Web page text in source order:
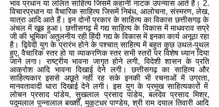
भाव प्रधान या ललित साहित्य जिसमें कहानी नाटक उपन्यास आते है। 2.
विचारप्रधान या वैचारिक साहित्य जिसमें निबंध, आलोचना, संस्मरण, लेख,
यात्रा आदि आते हैं। इन दोनों प्रकार के साहित्य का विकास छत्तीसगढ़ के
अंचल में खूब हुआ। छत्तीसगढ़ में गद्य साहित्य के विकास में माधवराव सप्रे
जी की भूमिका अतुलनीय रही हिंदी गद्य के विकास में इनका कार्य अनूठा रहा
है। द्विवेदी युग के प्रारंभ होने के पश्चात् साहित्य में बहुत कुछ उथल-पुथल
हुए, वैचारिक स्तर हो या व्याकरणिक स्तर सभी स्तरों पर विशेष ध्यान दिया
जाने लगा। राष्ट्रीय भावना जागृत होने लगी, विदेशी शासन के प्रति
आक्रोश आदि भावना दिखाई देने लगी। छत्तीसगढ़ का साहित्य और
साहित्यकार इससे अछूते नहीं रह सके इनकी भी रचनाओं में उग्रता,
मानवतावादी धारा दिखाई देने लगी। इस युग के प्रमुख साहित्यकारों में
लोचन प्रसाद पांडेय, सुखलाल प्रसाद पांडेय, बलदेव प्रसाद मिश्र,
पदुमलाल पुन्नालाल बख्शीं, मुकुटधर पाण्डेय, श्री राम दयाल तिवारी आदि